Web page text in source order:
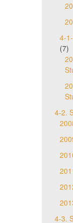
4-
(7)
4-2.
4-3.